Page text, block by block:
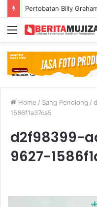
Menu
Home / Sang Penolong /
1586f1a37ca5
d2f98399-
9627-